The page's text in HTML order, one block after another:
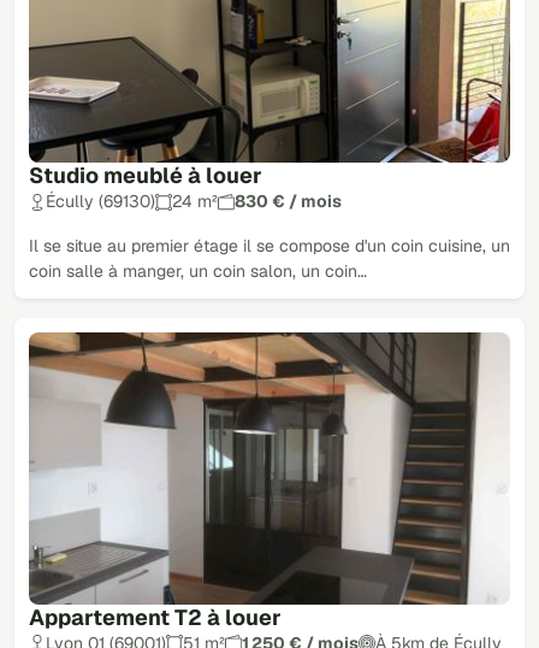
Studio meublé à louer
Écully (69130) 24 m² 830 € / mois
Il se situe au premier étage il se compose d'un coin cuisine, un
coin salle à manger, un coin salon, un coin…
Appartement T2 à louer
Lyon 01 (69001) 51 m² 1 250 € / mois À 5km de Écully